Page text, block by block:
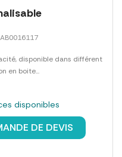
disponible dans différent
en boite...
disponibles
DE DEVIS